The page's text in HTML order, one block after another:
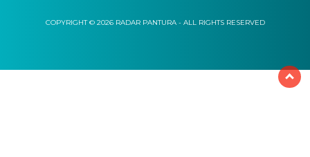
COPYRIGHT © 2026 RADAR PANTURA - ALL RIGHTS RESERVED